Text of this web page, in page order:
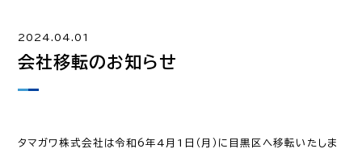
2024.04.01
会社移転のお知らせ
タマガワ株式会社は令和6年4月1日（月）に目黒区へ移転いたしま